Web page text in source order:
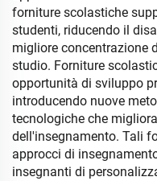
forniture scolastiche
studenti, riducendo il
migliore concentrazione
studio. Forniture
opportunità di sviluppo
introducendo nuove
tecnologiche che
dell'insegnamento. Tali
approcci di
insegnanti di